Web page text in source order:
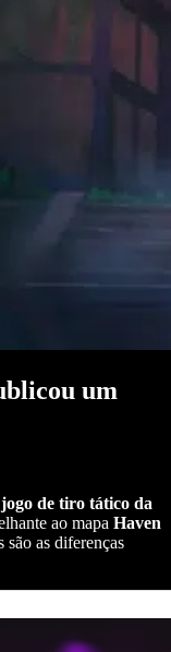
um
jogo de tiro tático da
ao mapa Haven
são as diferenças